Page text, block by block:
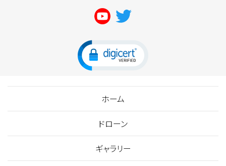
ホーム
ドローン
ギャラリー